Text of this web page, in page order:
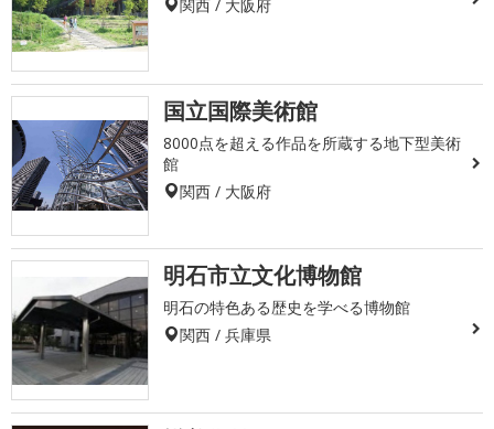
関西 / 大阪府
国立国際美術館
8000点を超える作品を所蔵する地下型美術
館
関西 / 大阪府
明石市立文化博物館
明石の特色ある歴史を学べる博物館
関西 / 兵庫県